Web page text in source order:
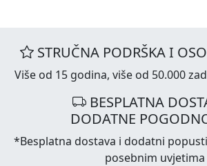
STRUČNA PODRŠKA I
Više od 15 godina, više od 50.000
BESPLATNA
DODATNE
*Besplatna dostava i dodatni
posebnim uvjetima